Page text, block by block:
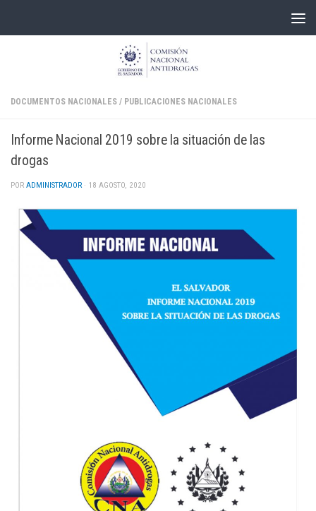
DOCUMENTOS NACIONALES / PUBLICACIONES NACIONALES
Informe Nacional 2019 sobre la situación de las
drogas
POR ADMINISTRADOR · 18 AGOSTO, 2020